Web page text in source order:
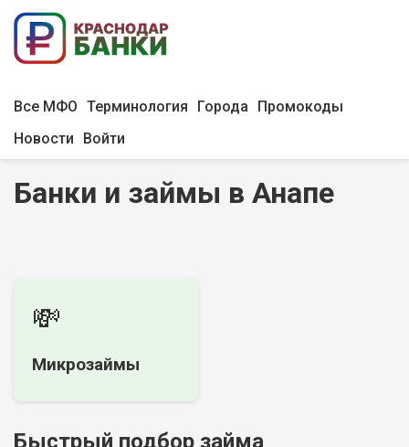
Все МФО Терминология Города
Промокоды
Новости
Войти
Банки и займы в Анапе
💸
Микрозаймы
Быстрый подбор займа